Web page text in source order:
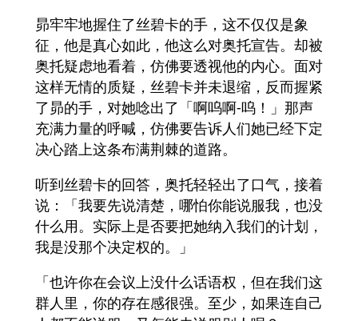
昴牢牢地握住了丝碧卡的手，这不仅仅是象
征，他是真心如此，他这么对奥托宣告。却被
奥托疑虑地看着，仿佛要透视他的内心。面对
这样无情的质疑，丝碧卡并未退缩，反而握紧
了昴的手，对她唸出了「啊呜啊-呜！」那声
充满力量的呼喊，仿佛要告诉人们她已经下定
决心踏上这条布满荆棘的道路。
听到丝碧卡的回答，奥托轻轻出了口气，接着
说：「我要先说清楚，哪怕你能说服我，也没
什么用。实际上是否要把她纳入我们的计划，
我是没那个决定权的。」
「也许你在会议上没什么话语权，但在我们这
群人里，你的存在感很强。至少，如果连自己